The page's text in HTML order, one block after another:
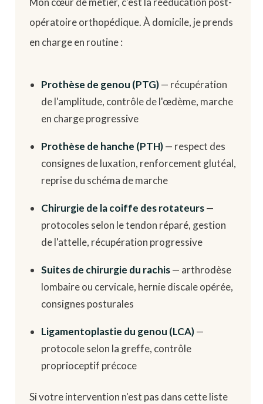
opératoire orthopédique. À domicile, je prends
en charge en routine :
Prothèse de genou (PTG)— récupération
de l'amplitude, contrôle de l'œdème, marche
en charge progressive
Prothèse de hanche (PTH)— respect des
consignes de luxation, renforcement glutéal,
reprise du schéma de marche
Chirurgie de la coiffe des rotateurs—
protocoles selon le tendon réparé, gestion
de l'attelle, récupération progressive
Suites de chirurgie du rachis— arthrodèse
lombaire ou cervicale, hernie discale opérée,
consignes posturales
Ligamentoplastie du genou (LCA)—
protocole selon la greffe, contrôle
proprioceptif précoce
Si votre intervention n'est pas dans cette liste